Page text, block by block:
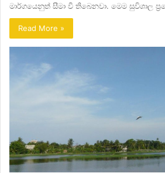
මාර්ගයෙනුත් සීමා වී තිබෙනවා. මෙම සුවිශාල
Read More »